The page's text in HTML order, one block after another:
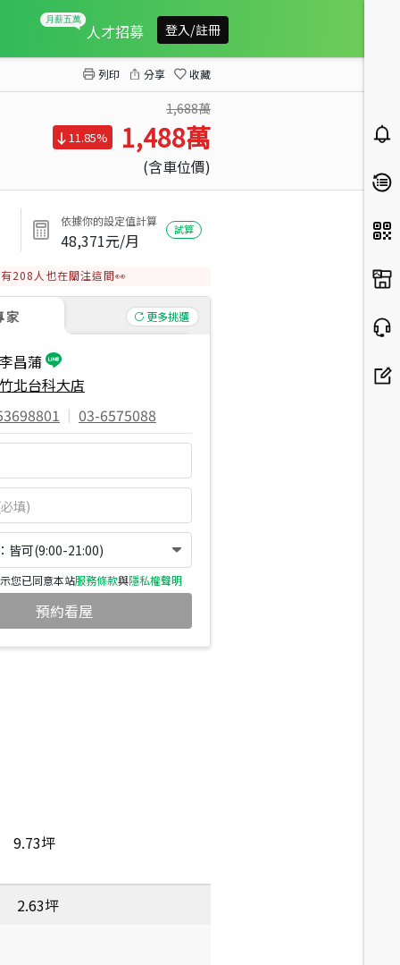
人才招募 登入/註冊
列印 分享 收藏
1,688萬
11.85% 1,488萬
(含車位價)
依據你的設定值計算
48,371元/月
試算
有208 人也在關注這間👀
家 更多挑選
李昌蒲
竹北台科大店
| 03-6575088
皆可(9:00-21:00)
您已同意本站服務條款與隱私權聲明
預約看屋
9.73坪
2.63坪